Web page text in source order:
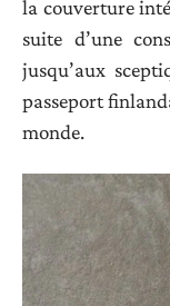
la couverture
suite d’une
jusqu’aux
passeport
monde.